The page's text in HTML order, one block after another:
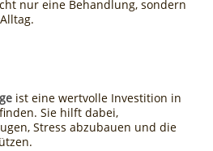
nur eine Behandlung, sondern
ist eine wertvolle Investition in
Sie hilft dabei,
Stress abzubauen und die